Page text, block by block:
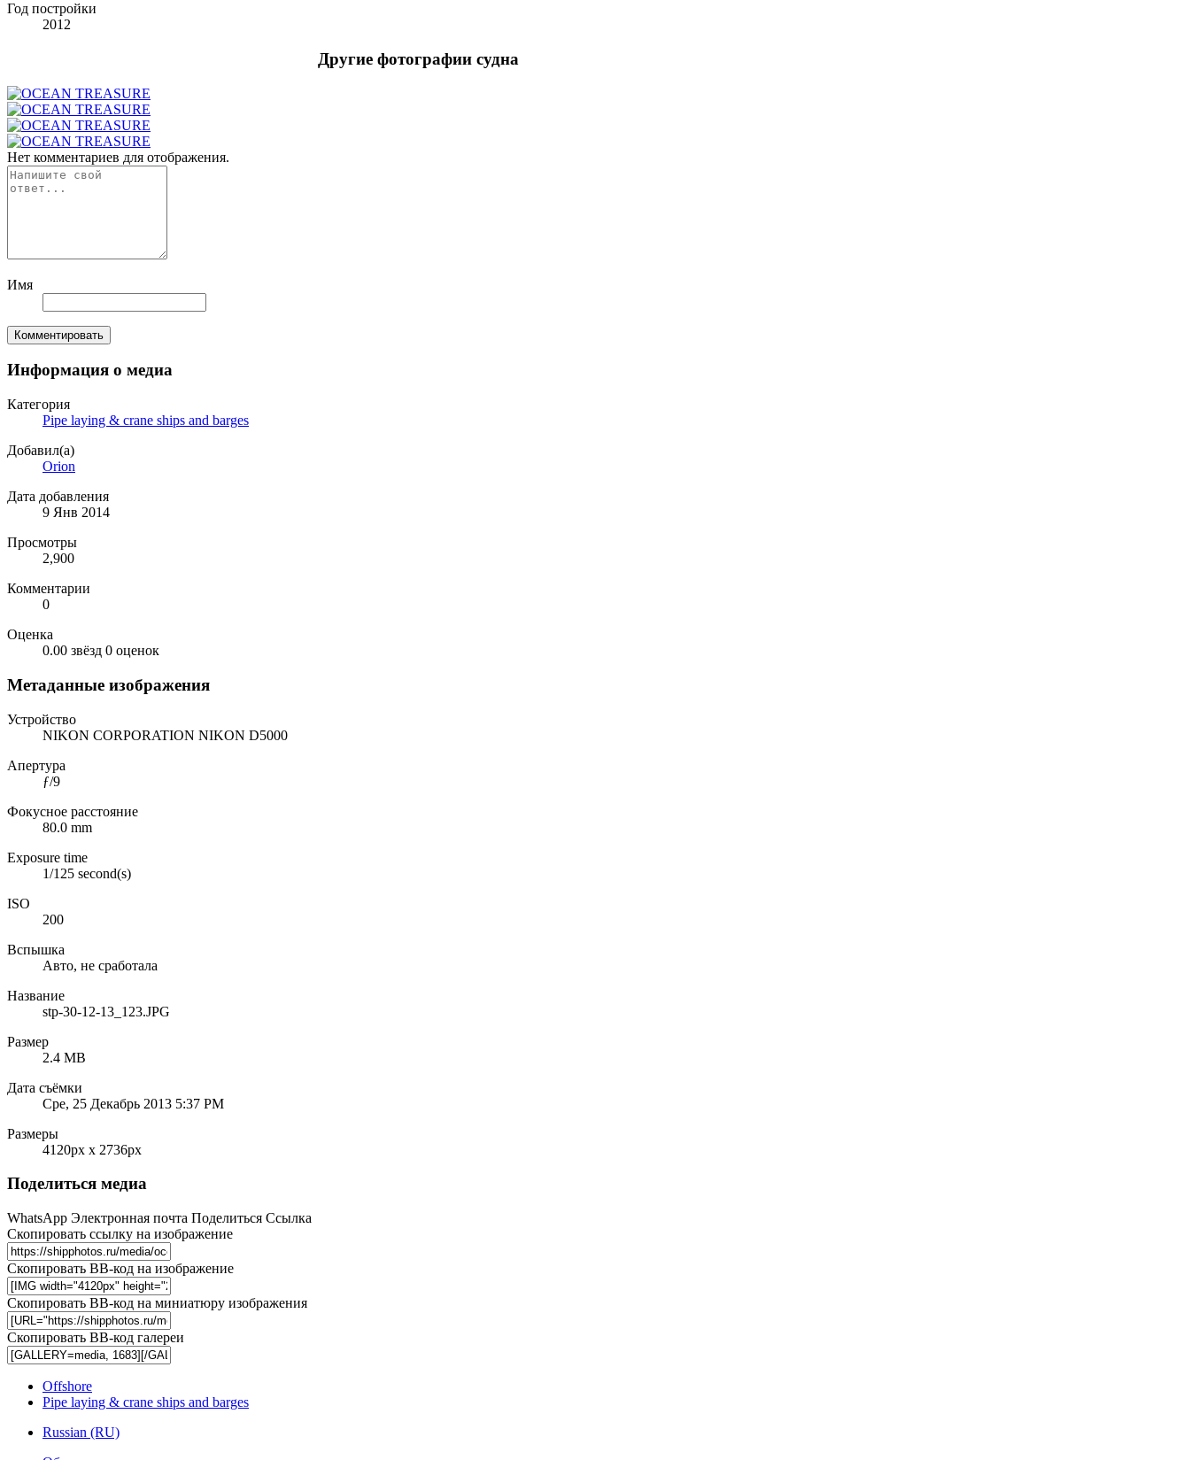
Год постройки
2012
Другие фотографии судна
Нет комментариев для отображения.
Имя
Комментировать
Информация о медиа
Категория
Pipe laying & crane ships and barges
Добавил(а)
Orion
Дата добавления
9 Янв 2014
Просмотры
2,900
Комментарии
0
Оценка
0.00 звёзд 0 оценок
Метаданные изображения
Устройство
NIKON CORPORATION NIKON D5000
Апертура
ƒ/9
Фокусное расстояние
80.0 mm
Exposure time
1/125 second(s)
ISO
200
Вспышка
Авто, не сработала
Название
stp-30-12-13_123.JPG
Размер
2.4 MB
Дата съёмки
Сре, 25 Декабрь 2013 5:37 PM
Размеры
4120px x 2736px
Поделиться медиа
WhatsApp Электронная почта Поделиться Ссылка
Скопировать ссылку на изображение
Скопировать BB-код на изображение
Скопировать BB-код на миниатюру изображения
Скопировать BB-код галереи
Offshore
Pipe laying & crane ships and barges
Russian (RU)